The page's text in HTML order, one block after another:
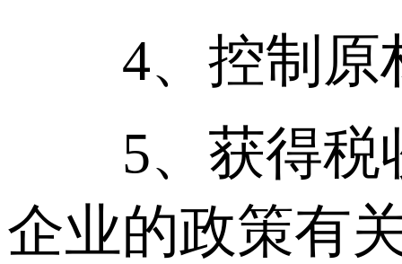
4、控制原材
5、获得税收
企业的政策有